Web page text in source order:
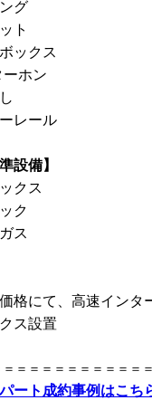
グ
ト
ックス
ーホン
レール
設備】
クス
ク
ス
格にて、高速インタ
ス設置
＝＝＝＝＝＝＝＝＝＝＝
ート成約事例はこち